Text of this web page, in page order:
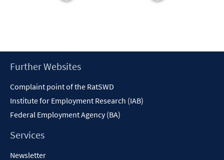
Footer
Further Websites
Complaint point of the RatSWD
Institute for Employment Research (IAB)
Federal Employment Agency (BA)
Services
Newsletter